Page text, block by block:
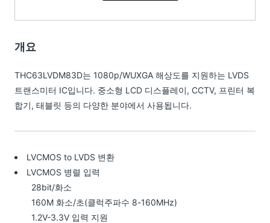
개요
THC63LVDM83D는 1080p/WUXGA 해상도를 지원하는 LVDS
트랜스미터 IC입니다. 중소형 LCD 디스플레이, CCTV, 프린터 복
합기, 태블릿 등의 다양한 분야에서 사용됩니다.
LVCMOS to LVDS 변환
LVCMOS 병렬 입력
28bit/화소
160M 화소/초(클럭주파수 8-160MHz)
1.2V-3.3V 입력 지원